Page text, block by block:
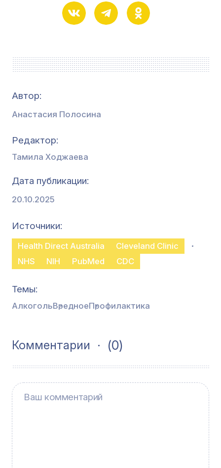
Автор:
Анастасия Полосина
Редактор
Тамила Ходжаева
Дата публикации
20.10.2025
Источники
Health Direct Australia
Cleveland Clinic
NHS
NIH PubMed CDC
Темы
АлкогольВредноеПрофилактика
Комментарии (0)